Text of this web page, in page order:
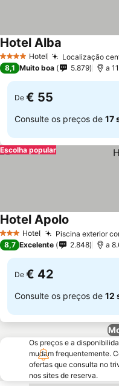
4 EstrelasHotel Localização
Hotel Alba
8,1 Muito boa 5.879 a
De € 55
Consulte os preços de 17
Escolha popular
3 EstrelasHotel Piscina exterior
Hotel Apolo
8,7 Excelente 2.848 a
De € 42
Consulte os preços de 12
Os preços e a
mudam frequentemente.
ofertas que consulta no
nos sites de reserva.